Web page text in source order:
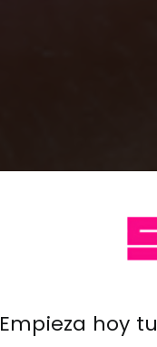
Empieza hoy tu